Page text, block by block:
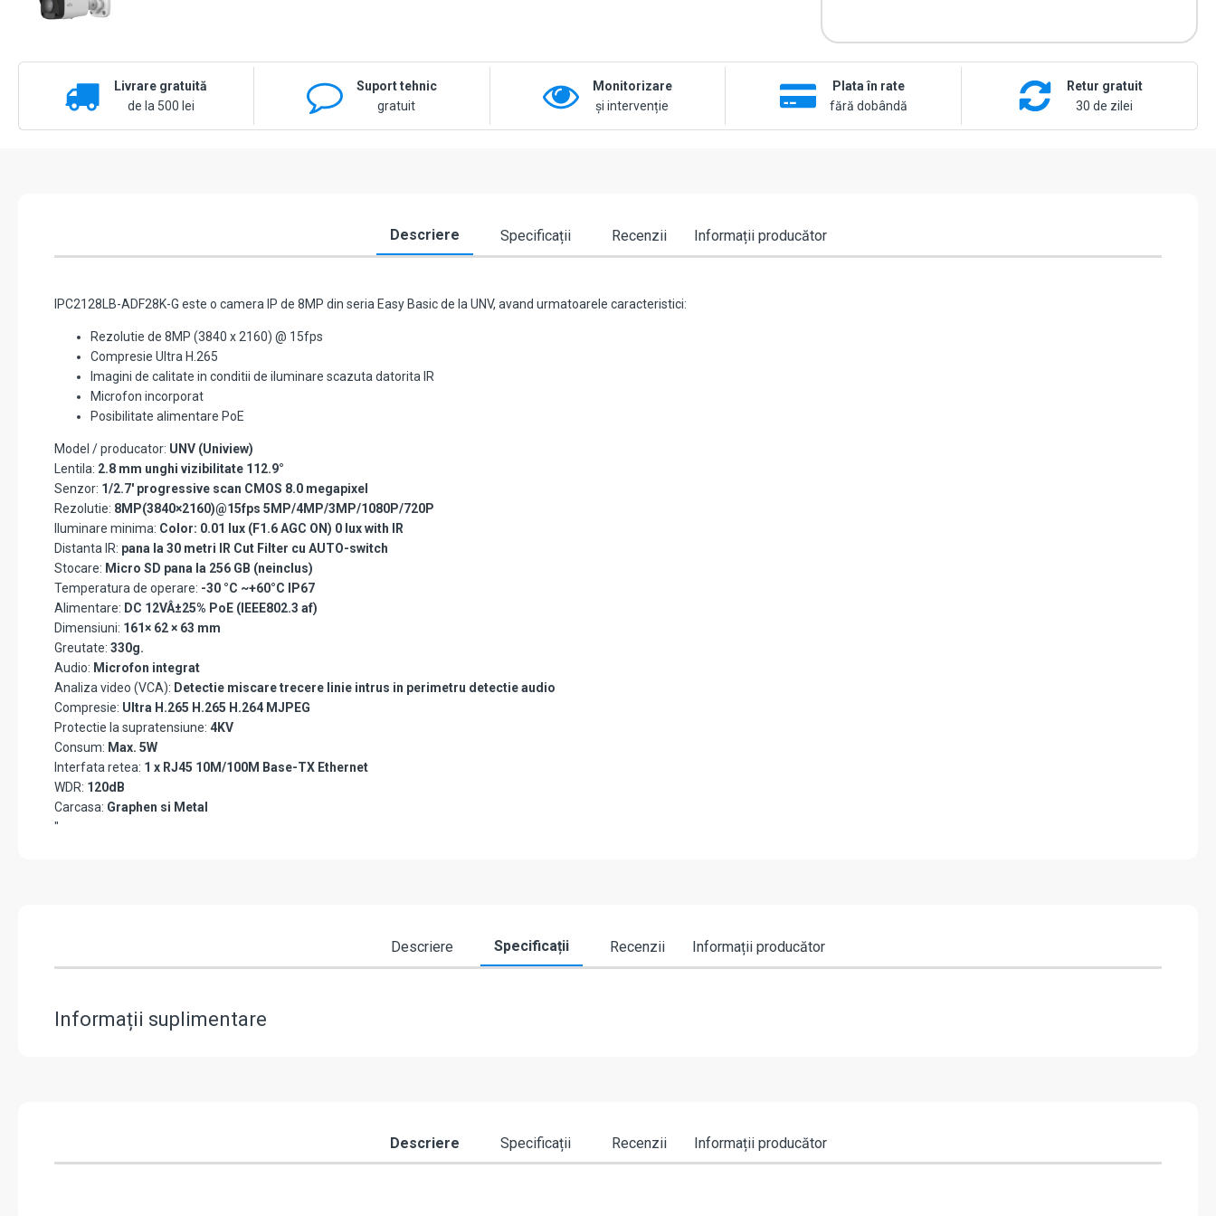
Livrare gratuită
de la 500 lei
Suport tehnic
gratuit
Monitorizare
și intervenție
Plata în rate
fără dobândă
Retur gratuit
30 de zilei
Descriere Specificații Recenzii Informații producător
IPC2128LB-ADF28K-G este o camera IP de 8MP din seria Easy Basic de la UNV, avand urmatoarele caracteristici:
Rezolutie de 8MP (3840 x 2160) @ 15fps
Compresie Ultra H.265
Imagini de calitate in conditii de iluminare scazuta datorita IR
Microfon incorporat
Posibilitate alimentare PoE
Model / producator: UNV (Uniview)
Lentila: 2.8 mm unghi vizibilitate 112.9°
Senzor: 1/2.7' progressive scan CMOS 8.0 megapixel
Rezolutie: 8MP(3840×2160)@15fps 5MP/4MP/3MP/1080P/720P
Iluminare minima: Color: 0.01 lux (F1.6 AGC ON) 0 lux with IR
Distanta IR: pana la 30 metri IR Cut Filter cu AUTO-switch
Stocare: Micro SD pana la 256 GB (neinclus)
Temperatura de operare: -30 °C ~+60°C IP67
Alimentare: DC 12VÂ±25% PoE (IEEE802.3 af)
Dimensiuni: 161× 62 × 63 mm
Greutate: 330g.
Audio: Microfon integrat
Analiza video (VCA): Detectie miscare trecere linie intrus in perimetru detectie audio
Compresie: Ultra H.265 H.265 H.264 MJPEG
Protectie la supratensiune: 4KV
Consum: Max. 5W
Interfata retea: 1 x RJ45 10M/100M Base-TX Ethernet
WDR: 120dB
Carcasa: Graphen si Metal
"
Descriere Specificații Recenzii Informații producător
Informații suplimentare
Descriere Specificații Recenzii Informații producător